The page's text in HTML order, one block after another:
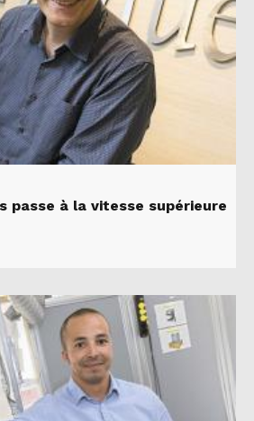
passe à la vitesse supérieure